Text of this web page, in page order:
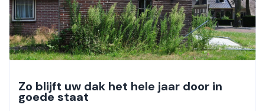
Zo blijft uw dak het hele jaar door in
goede staat